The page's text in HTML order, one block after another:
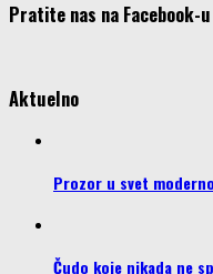
Pratite nas na Facebook-u
Aktuelno
Prozor u svet
Čudo koje nikada ne